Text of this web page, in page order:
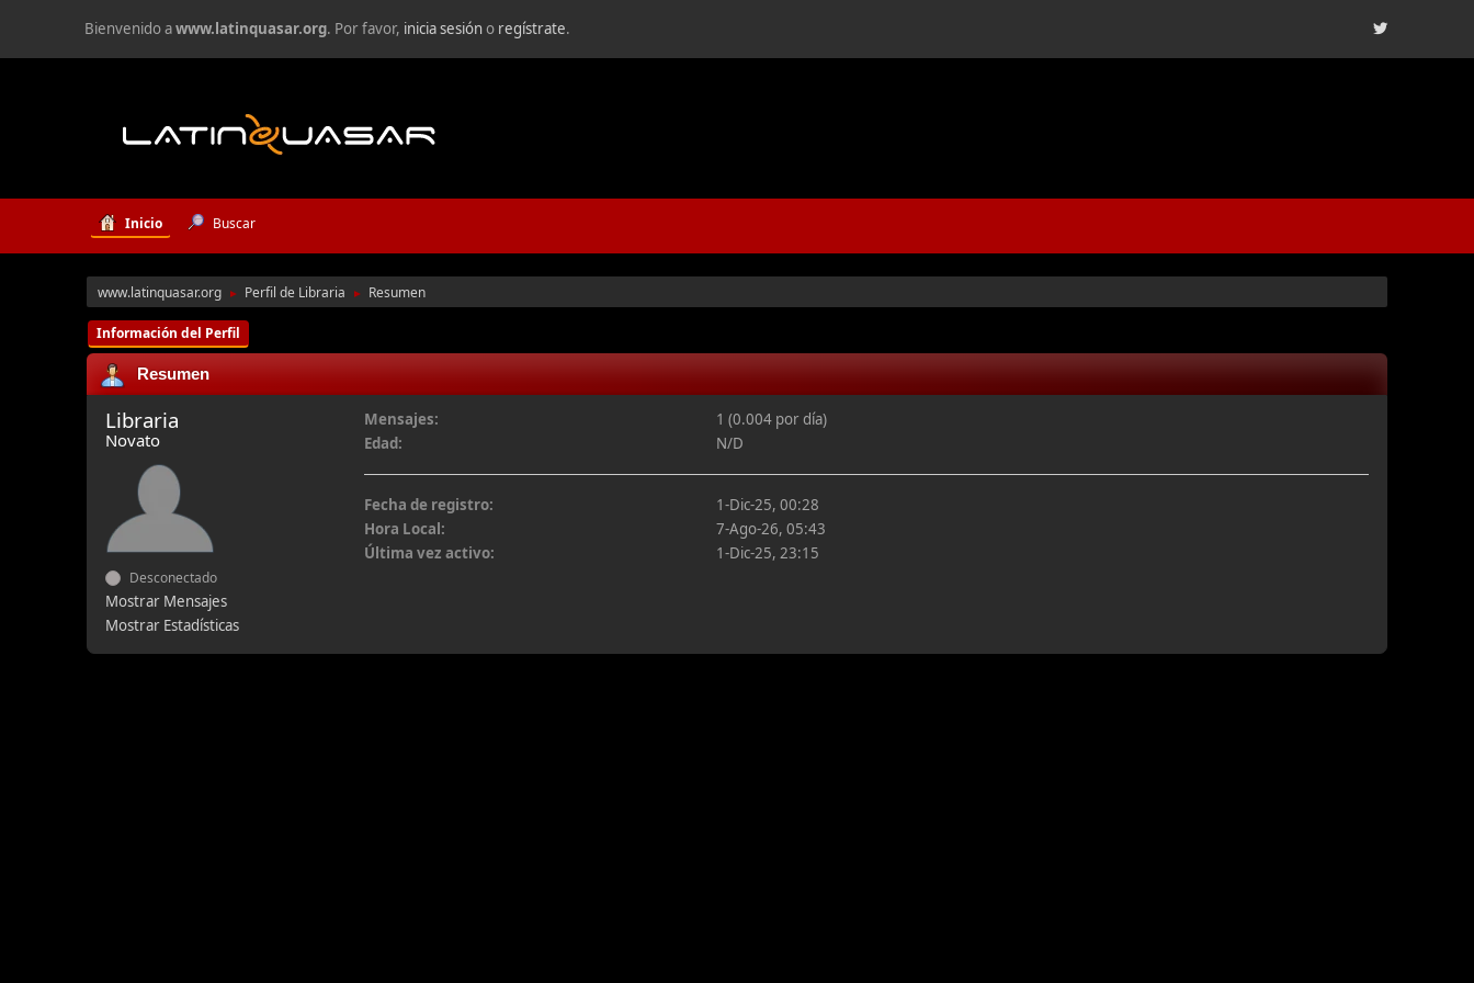
Bienvenido awww.latinquasar.org. Por favor, inicia sesióno regístrate.
Inicio Buscar
www.latinquasar.org ► Perfil de Libraria ► Resumen
Información del Perfil
Resumen
Libraria
Novato
Desconectado
Mostrar Mensajes
Mostrar Estadísticas
Mensajes:
1 (0.004 por día)
Edad:
N/D
Fecha de registro:
1-Dic-25, 00:28
Hora Local:
7-Ago-26, 05:43
Última vez activo:
1-Dic-25, 23:15